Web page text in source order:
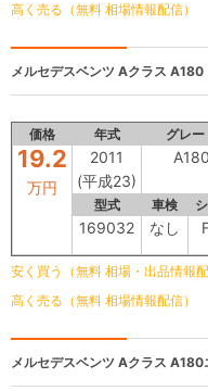
高く売る（無料 相場情報配信）
メルセデスベンツ Aクラス A180
価格 年式 グレー
19.2
万円
2011
(平成23)
A180
型式 車検
169032 なし
安く買う（無料 相場・出品情報配
高く売る（無料 相場情報配信）
メルセデスベンツ Aクラス A180